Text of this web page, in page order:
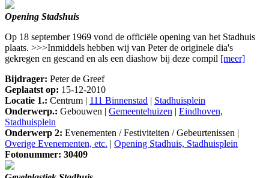
Opening Stadshuis
Op 18 september 1969 vond de officiële opening van het Stadhuis
plaats. >>>Inmiddels hebben wij van Peter de originele dia's
gekregen en gescand en als een diashow bij deze compil [meer]
Bijdrager: Peter de Greef
Geplaatst op: 15-12-2010
Locatie 1.: Centrum | 111 Binnenstad | Stadhuisplein
Onderwerp.: Gebouwen | Gemeentehuizen | Eindhoven,
Stadhuisplein
Onderwerp 2: Evenementen / Festiviteiten / Gebeurtenissen |
Overige Evenementen, etc. | Opening Stadhuis, Stadhuisplein
Fotonummer: 30409